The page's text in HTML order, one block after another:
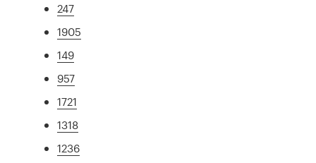
247
1905
149
957
1721
1318
1236